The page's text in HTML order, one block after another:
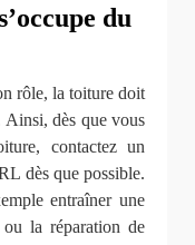
du
rôle, la toiture doit
Ainsi, dès que vous
contactez un
dès que possible.
entraîner une
la réparation de